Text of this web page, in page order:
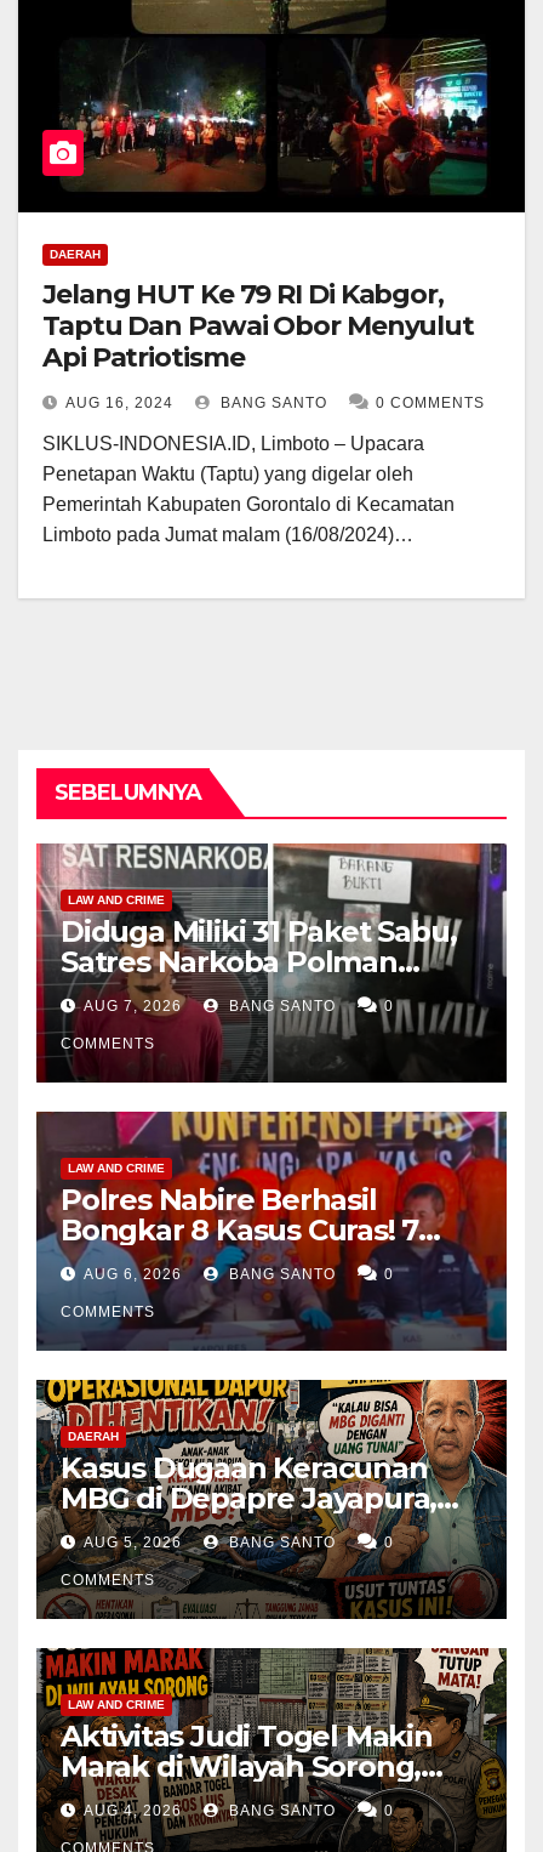
DAERAH
Jelang HUT Ke 79 RI Di Kabgor,
Taptu Dan Pawai Obor Menyulut
Api Patriotisme
AUG 16, 2024 BANG SANTO 0 COMMENTS
SIKLUS-INDONESIA.ID, Limboto – Upacara
Penetapan Waktu (Taptu) yang digelar oleh
Pemerintah Kabupaten Gorontalo di Kecamatan
Limboto pada Jumat malam (16/08/2024)…
SEBELUMNYA
LAW AND CRIME
Diduga Miliki 31 Paket Sabu,
Satres Narkoba Polman
Amankan Pria di Matali
AUG 7, 2026 BANG SANTO 0
COMMENTS
LAW AND CRIME
Polres Nabire Berhasil
Bongkar 8 Kasus Curas! 7
Pelaku Ditangkap, 62 Motor
Kembali Diamankan
AUG 6, 2026 BANG SANTO 0
COMMENTS
DAERAH
Kasus Dugaan Keracunan
MBG di Depapre Jayapura,
Aktivis Papua Minta
Operasional Dapur
Dihentikan & Evaluasi
Menyeluruh
AUG 5, 2026 BANG SANTO 0
COMMENTS
LAW AND CRIME
Aktivitas Judi Togel Makin
Marak di Wilayah Sorong,
Warga Desak Aparat Segera
Tangkap Bandar Luis dan
AUG 4, 2026 BANG SANTO 0
COMMENTS